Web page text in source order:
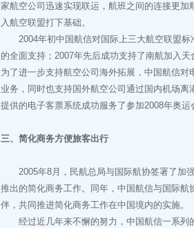
家航空公司迅速实现联运，航班之间的连接更
入航空联盟打下基础。
2004年初中国航信对国际上三大航空联盟标
的全面支持；2007年先后成功支持了南航加入
为了进一步支持航空公司海外拓展，中国航信
业务，同时也支持国外航空公司通过国内机场
提供的电子客票系统成功服务了参加2008年奥运
三、简化商务方便旅客出行
2005年8月，民航总局与国际航协签署了加强
推出的简化商务工作。同年，中国航信与国际
伴，共同推进简化商务工作在中国境内的实施。
经过近几年来不懈的努力，中国航信一系列